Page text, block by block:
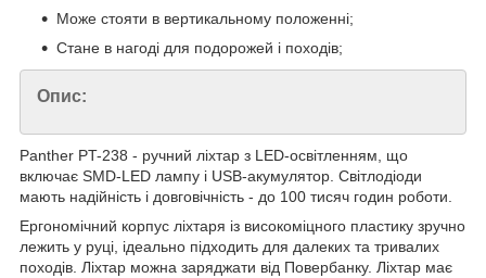
Може стояти в вертикальному положенні;
Стане в нагоді для подорожей і походів;
Опис:
Panther PT-238 - ручний ліхтар з LED-освітленням, що
включає SMD-LED лампу і USB-акумулятор. Світлодіоди
мають надійність і довговічність - до 100 тисяч годин роботи.
Ергономічний корпус ліхтаря із високоміцного пластику зручно
лежить у руці, ідеально підходить для далеких та тривалих
походів. Ліхтар можна заряджати від Повербанку. Ліхтар має